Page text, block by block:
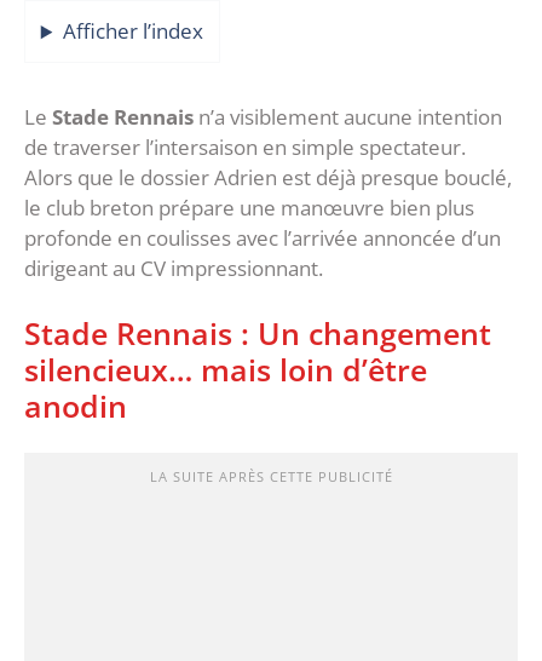
Afficher l’index
Le Stade Rennais n’a visiblement aucune intention
de traverser l’intersaison en simple spectateur.
Alors que le dossier Adrien est déjà presque bouclé,
le club breton prépare une manœuvre bien plus
profonde en coulisses avec l’arrivée annoncée d’un
dirigeant au CV impressionnant.
‎Stade Rennais : Un changement
silencieux… mais loin d’être
anodin
LA SUITE APRÈS CETTE PUBLICITÉ